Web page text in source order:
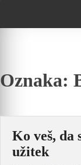
Oznaka:
Ko veš, da
užitek